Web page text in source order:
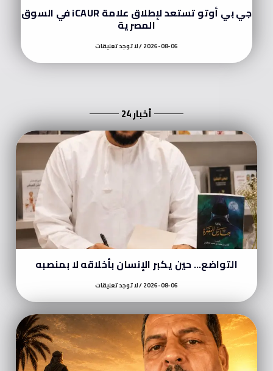
جي بي أوتو تستعد لإطلاق علامة iCAUR في السوق
المصرية
2026-08-06 لا توجد تعليقات
أخبار 24
التواضع… حين يكبر الإنسان بأخلاقه لا بمنصبه
2026-08-06 لا توجد تعليقات